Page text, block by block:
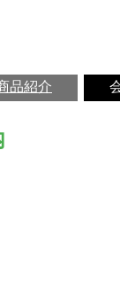
品紹介